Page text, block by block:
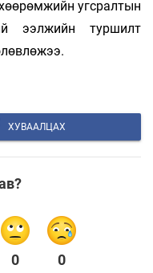
угсралтын
ээлжийн туршилт
ХУВААЛЦАХ
0 0